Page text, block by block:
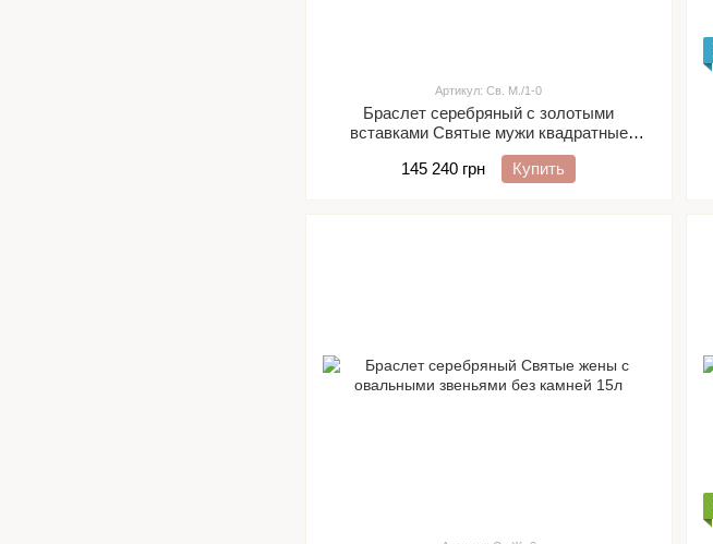
Артикул: Св. М./1-0
Браслет серебряный с золотыми
вставками Святые мужи квадратные
звенья 16 л чернение
145 240 грн
Купить